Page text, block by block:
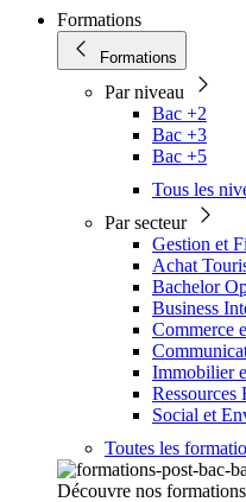
Formations
Formations
Par niveau
Bac +2
Bac +3
Bac +5
Tous les
Par secteur
Gestion et
Achat
Bachelor
Business
Commerce
Immobilier
Social et
Toutes les
Découvre nos formations